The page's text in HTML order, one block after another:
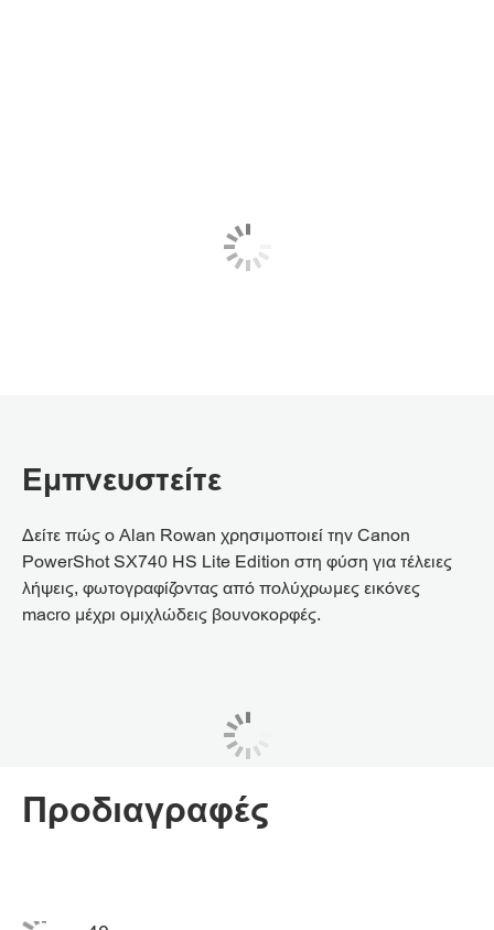
Εμπνευστείτε
Δείτε πώς ο Alan Rowan χρησιμοποιεί την Canon
PowerShot SX740 HS Lite Edition στη φύση για τέλειες
λήψεις, φωτογραφίζοντας από πολύχρωμες εικόνες
macro μέχρι ομιχλώδεις βουνοκορφές.
Προδιαγραφές